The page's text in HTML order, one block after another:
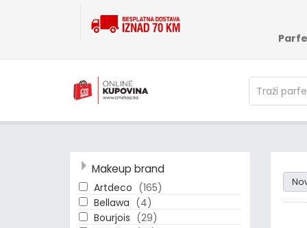
Makeup brand
Artdeco (165)
Bellawa (4)
Bourjois (29)